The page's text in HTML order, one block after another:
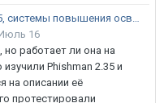
Тестирование Phishman 2.35, системы повышения осведомлённости пользователей в сфере ИБ
16
но работает ли она на
Phishman 2.35 и
на описании её
протестировали